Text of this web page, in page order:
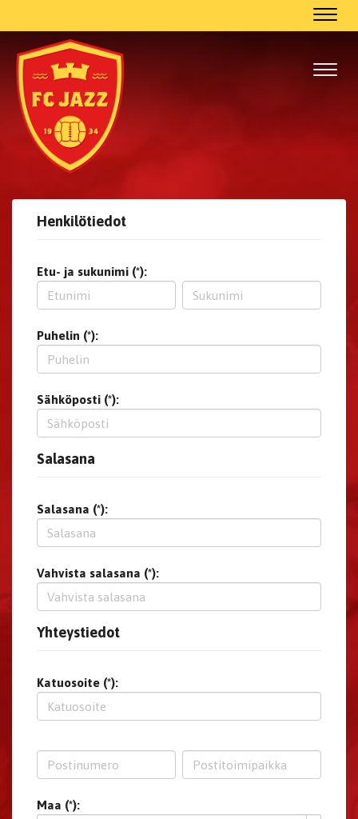
Henkilötiedot
Etu- ja sukunimi (*):
Puhelin (*):
Sähköposti (*):
Salasana
Salasana (*):
Vahvista salasana (*):
Yhteystiedot
Katuosoite (*):
Maa (*):